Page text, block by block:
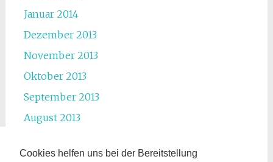
Cookies helfen uns bei der Bereitstellung
Januar 2014
Dezember 2013
November 2013
Oktober 2013
September 2013
August 2013
Juni 2013